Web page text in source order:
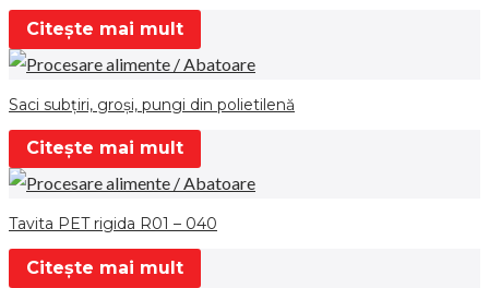
Citește mai mult
Saci subţiri, groşi, pungi din polietilenă
Citește mai mult
Tavita PET rigida R01 – 040
Citește mai mult